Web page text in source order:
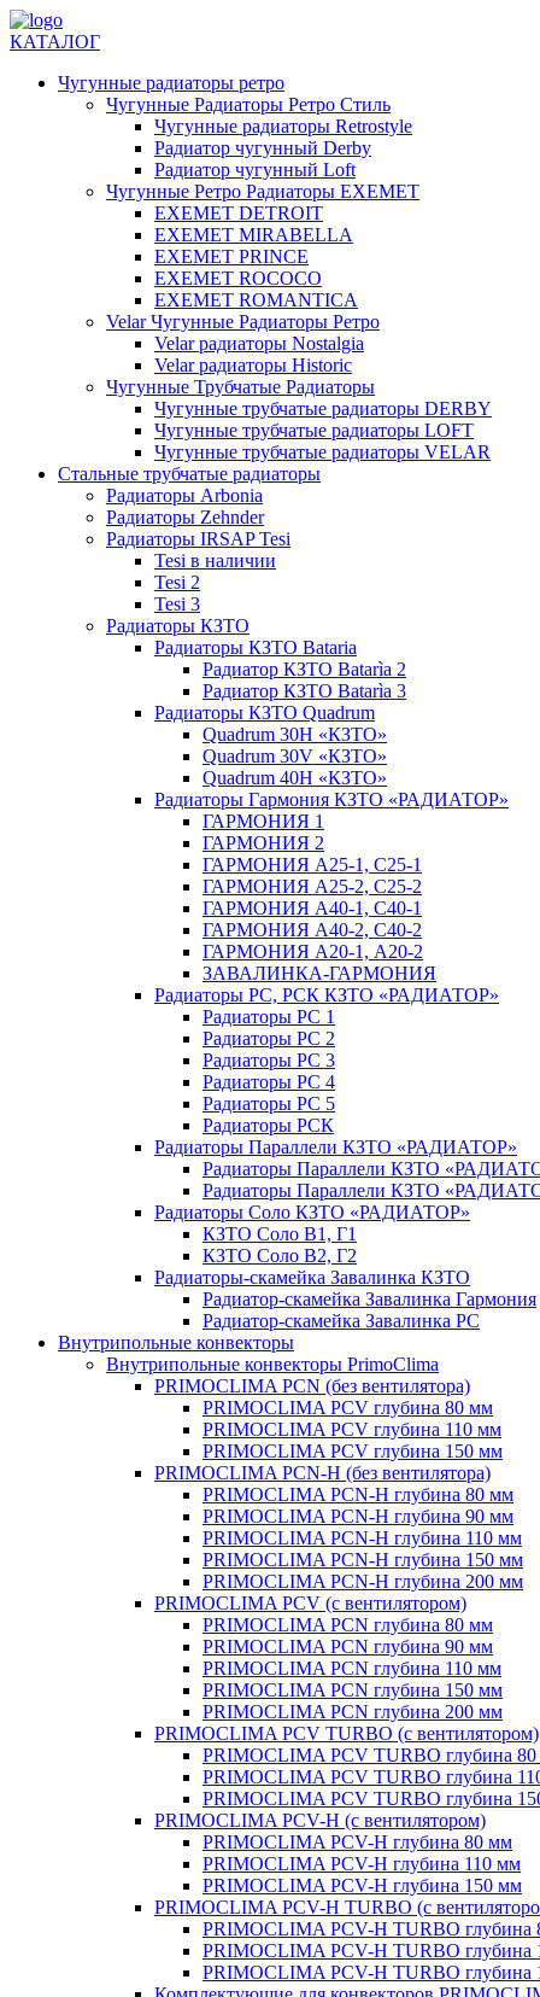
КАТАЛОГ
Чугунные радиаторы ретро
Чугунные Радиаторы Ретро Стиль
Чугунные радиаторы Retrostyle
Радиатор чугунный Derby
Радиатор чугунный Loft
Чугунные Ретро Радиаторы EXEMET
EXEMET DETROIT
EXEMET MIRABELLA
EXEMET PRINCE
EXEMET ROCOCO
EXEMET ROMANTICA
Velar Чугунные Радиаторы Ретро
Velar радиаторы Nostalgia
Velar радиаторы Historic
Чугунные Трубчатые Радиаторы
Чугунные трубчатые радиаторы DERBY
Чугунные трубчатые радиаторы LOFT
Чугунные трубчатые радиаторы VELAR
Стальные трубчатые радиаторы
Радиаторы Arbonia
Радиаторы Zehnder
Радиаторы IRSAP Tesi
Tesi в наличии
Tesi 2
Tesi 3
Радиаторы КЗТО
Радиаторы КЗТО Bataria
Радиатор КЗТО Batarìa 2
Радиатор КЗТО Batarìa 3
Радиаторы КЗТО Quadrum
Quadrum 30H «КЗТО»
Quadrum 30V «КЗТО»
Quadrum 40H «КЗТО»
Радиаторы Гармония КЗТО «РАДИАТОР»
ГАРМОНИЯ 1
ГАРМОНИЯ 2
ГАРМОНИЯ А25-1, С25-1
ГАРМОНИЯ А25-2, С25-2
ГАРМОНИЯ А40-1, С40-1
ГАРМОНИЯ А40-2, С40-2
ГАРМОНИЯ А20-1, А20-2
ЗАВАЛИНКА-ГАРМОНИЯ
Радиаторы РС, РСК КЗТО «РАДИАТОР»
Радиаторы РС 1
Радиаторы РС 2
Радиаторы РС 3
Радиаторы РС 4
Радиаторы РС 5
Радиаторы РСК
Радиаторы Параллели КЗТО «РАДИАТОР»
Радиаторы Параллели КЗТО
Радиаторы Параллели КЗТО
Радиаторы Соло КЗТО «РАДИАТОР»
КЗТО Соло В1, Г1
КЗТО Соло В2, Г2
Радиаторы-скамейка Завалинка КЗТО
Радиатор-скамейка Завалинка Гармония
Радиатор-скамейка Завалинка РС
Внутрипольные конвекторы
Внутрипольные конвекторы PrimoClima
PRIMOCLIMA PCN (без вентилятора)
PRIMOCLIMA PCV глубина 80 мм
PRIMOCLIMA PCV глубина 110 мм
PRIMOCLIMA PCV глубина 150 мм
PRIMOCLIMA PCN-H (без вентилятора)
PRIMOCLIMA PCN-H глубина 80 мм
PRIMOCLIMA PCN-H глубина 90 мм
PRIMOCLIMA PCN-H глубина 110 мм
PRIMOCLIMA PCN-H глубина 150 мм
PRIMOCLIMA PCN-H глубина 200 мм
PRIMOCLIMA PCV (c вентилятором)
PRIMOCLIMA PCN глубина 80 мм
PRIMOCLIMA PCN глубина 90 мм
PRIMOCLIMA PCN глубина 110 мм
PRIMOCLIMA PCN глубина 150 мм
PRIMOCLIMA PCN глубина 200 мм
PRIMOCLIMA PCV TURBO (c вентилятором)
PRIMOCLIMA PCV TURBO глубина
PRIMOCLIMA PCV TURBO глубина
PRIMOCLIMA PCV TURBO глубина
PRIMOCLIMA PCV-H (c вентилятором)
PRIMOCLIMA PCV-H глубина 80 мм
PRIMOCLIMA PCV-H глубина 110 мм
PRIMOCLIMA PCV-H глубина 150 мм
PRIMOCLIMA PCV-H TURBO (c
PRIMOCLIMA PCV-H TURBO глубина
PRIMOCLIMA PCV-H TURBO глубина
PRIMOCLIMA PCV-H TURBO глубина